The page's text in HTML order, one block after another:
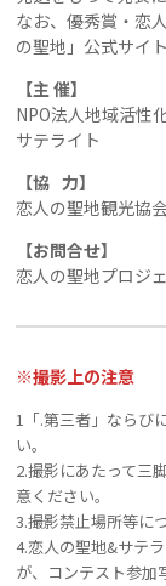
なお、優秀賞・恋
の聖地」公式サイ
【主 催】
NPO法人地域活性
サテライト
【協 力】
恋人の聖地観光協
【お問合せ】
恋人の聖地プロジ
※撮影上の注意
1「.第三者」ならび
い。
2.撮影にあたって三
意ください。
3.撮影禁止場所等に
4.恋人の聖地&サテ
が、コンテスト参加